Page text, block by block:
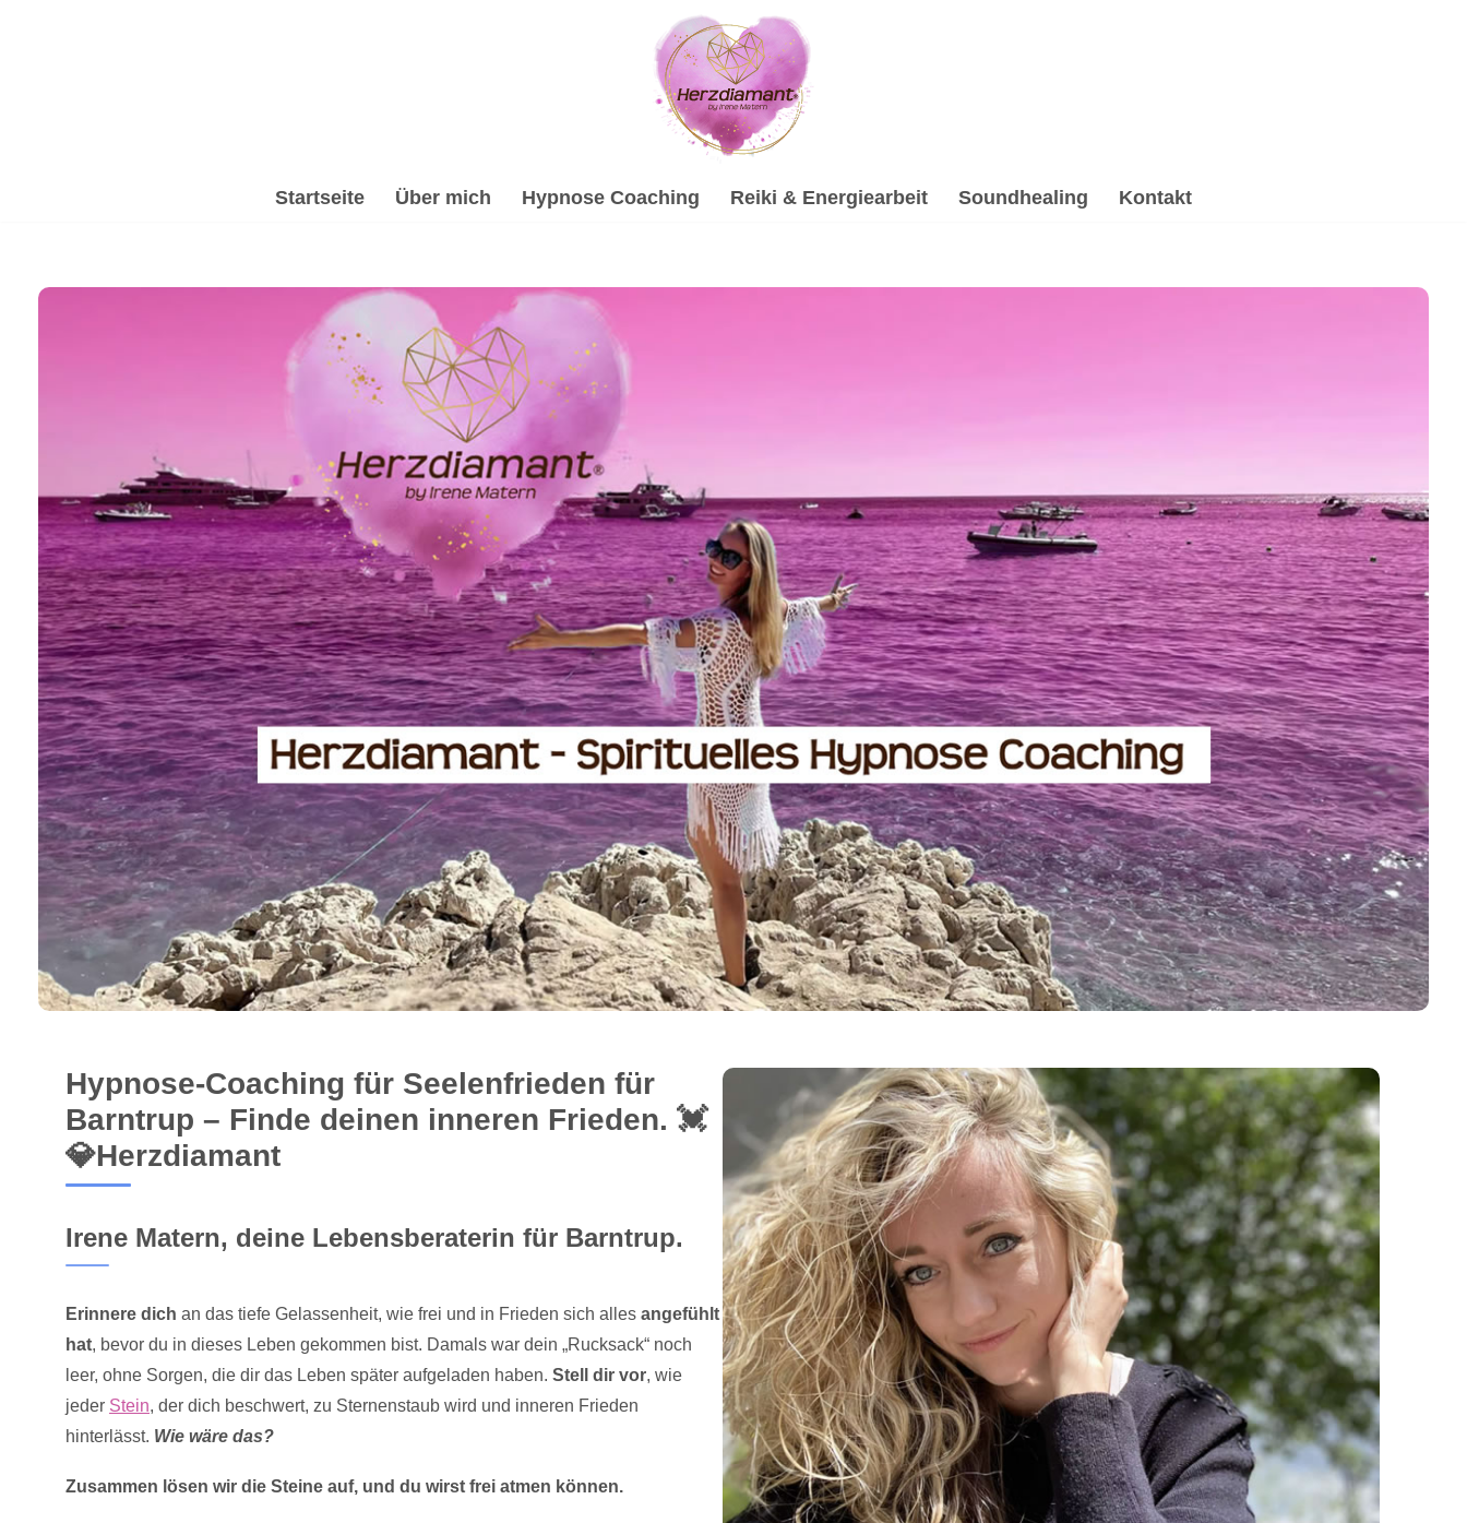
Startseite Über mich Hypnose Coaching Reiki & Energiearbeit Soundhealing Kontakt
Hypnose-Coaching für Seelenfrieden für
Barntrup – Finde deinen inneren Frieden. 💓️
💎Herzdiamant
Irene Matern, deine Lebensberaterin für Barntrup.
Erinnere dich an das tiefe Gelassenheit, wie frei und in Frieden sich alles angefühlt
hat, bevor du in dieses Leben gekommen bist. Damals war dein „Rucksack“ noch
leer, ohne Sorgen, die dir das Leben später aufgeladen haben. Stell dir vor, wie
jeder Stein, der dich beschwert, zu Sternenstaub wird und inneren Frieden
hinterlässt. Wie wäre das?
Zusammen lösen wir die Steine auf, und du wirst frei atmen können.